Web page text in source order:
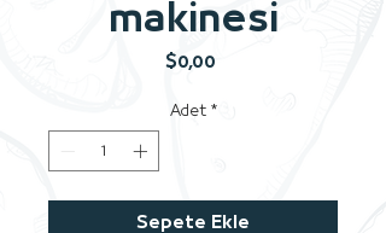
makinesi
$0,00Fiyat
Adet *
Sepete Ekle